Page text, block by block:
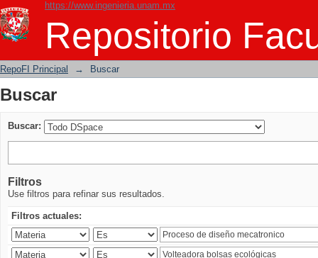
https://www.ingenieria.unam.mx
Repositorio
Buscar
RepoFI Principal → Buscar
Buscar
Buscar:
Filtros
Use filtros para refinar sus resultados.
Filtros actuales: